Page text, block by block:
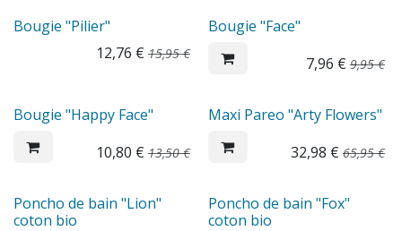
Sale
Bougie "Pilier"
12,76 € 15,95€
Sale
Bougie "Face"
7,96 € 9,95€
Sale
Bougie "Happy Face"
10,80 € 13,50€
Sale
Maxi Pareo "Arty Flowers"
32,98 € 65,95€
Poncho de bain "Lion"
coton bio
Poncho de bain "Fox"
coton bio